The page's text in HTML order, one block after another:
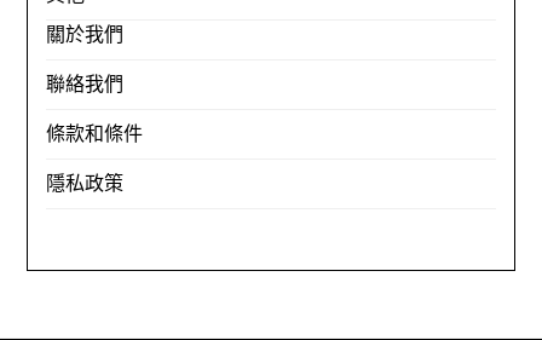
關於我們
聯絡我們
條款和條件
隱私政策